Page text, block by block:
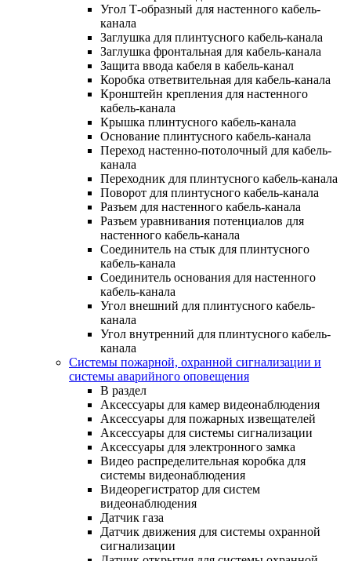
Угол Т-образный для настенного кабель-
канала
Заглушка для плинтусного кабель-канала
Заглушка фронтальная для кабель-канала
Защита ввода кабеля в кабель-канал
Коробка ответвительная для кабель-канала
Кронштейн крепления для настенного
кабель-канала
Крышка плинтусного кабель-канала
Основание плинтусного кабель-канала
Переход настенно-потолочный для кабель-
канала
Переходник для плинтусного кабель-канала
Поворот для плинтусного кабель-канала
Разъем для настенного кабель-канала
Разъем уравнивания потенциалов для
настенного кабель-канала
Соединитель на стык для плинтусного
кабель-канала
Соединитель основания для настенного
кабель-канала
Угол внешний для плинтусного кабель-
канала
Угол внутренний для плинтусного кабель-
канала
Системы пожарной, охранной сигнализации и
системы аварийного оповещения
В раздел
Аксессуары для камер видеонаблюдения
Аксессуары для пожарных извещателей
Аксессуары для системы сигнализации
Аксессуары для электронного замка
Видео распределительная коробка для
системы видеонаблюдения
Видеорегистратор для систем
видеонаблюдения
Датчик газа
Датчик движения для системы охранной
сигнализации